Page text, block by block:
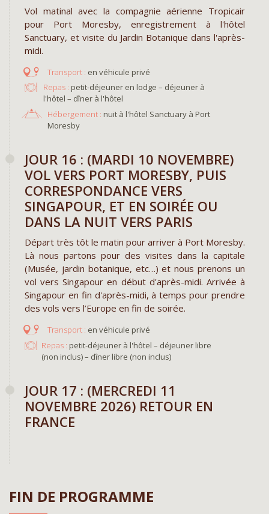
Vol matinal avec la compagnie aérienne Tropicair
pour Port Moresby, enregistrement à l'hôtel
Sanctuary, et visite du Jardin Botanique dans l'après-
midi.
en véhicule privé
Repas : petit-déjeuner en lodge – déjeuner à
l'hôtel – dîner à l'hôtel
Hébergement : nuit à l'hôtel Sanctuary à Port
Moresby
JOUR 16 : (MARDI 10 NOVEMBRE)
VOL VERS PORT MORESBY, PUIS
CORRESPONDANCE VERS
SINGAPOUR, ET EN SOIRÉE OU
DANS LA NUIT VERS PARIS
Départ très tôt le matin pour arriver à Port Moresby.
Là nous partons pour des visites dans la capitale
(Musée, jardin botanique, etc…) et nous prenons un
vol vers Singapour en début d'après-midi. Arrivée à
Singapour en fin d'après-midi, à temps pour prendre
des vols vers l’Europe en fin de soirée.
en véhicule privé
Repas : petit-déjeuner à l'hôtel – déjeuner libre
(non inclus) – dîner libre (non inclus)
JOUR 17 : (MERCREDI 11
NOVEMBRE 2026) RETOUR EN
FRANCE
FIN DE PROGRAMME